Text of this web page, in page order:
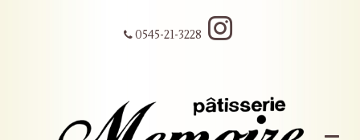
0545-21-3228